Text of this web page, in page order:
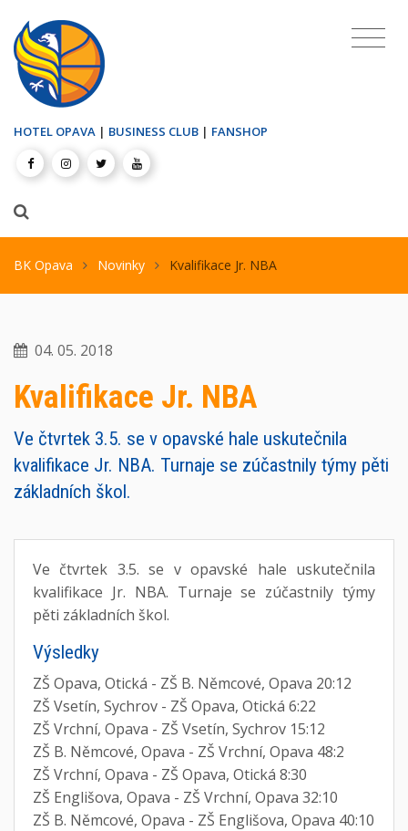
HOTEL OPAVA | BUSINESS CLUB | FANSHOP
BK Opava Novinky Kvalifikace Jr. NBA
04. 05. 2018
Kvalifikace Jr. NBA
Ve čtvrtek 3.5. se v opavské hale uskutečnila
kvalifikace Jr. NBA. Turnaje se zúčastnily týmy pěti
základních škol.
Ve čtvrtek 3.5. se v opavské hale uskutečnila
kvalifikace Jr. NBA. Turnaje se zúčastnily týmy
pěti základních škol.
Výsledky
ZŠ Opava, Otická - ZŠ B. Němcové, Opava 20:12
ZŠ Vsetín, Sychrov - ZŠ Opava, Otická 6:22
ZŠ Vrchní, Opava - ZŠ Vsetín, Sychrov 15:12
ZŠ B. Němcové, Opava - ZŠ Vrchní, Opava 48:2
ZŠ Vrchní, Opava - ZŠ Opava, Otická 8:30
ZŠ Englišova, Opava - ZŠ Vrchní, Opava 32:10
ZŠ B. Němcové, Opava - ZŠ Englišova, Opava 40:10